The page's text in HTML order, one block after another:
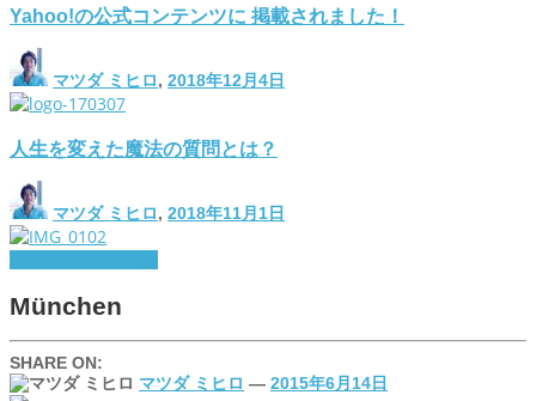
Yahoo!の公式コンテンツに 掲載されました！
マツダ ミヒロ, 2018年12月4日
人生を変えた魔法の質問とは？
マツダ ミヒロ, 2018年11月1日
München
SHARE ON:
マツダ ミヒロ — 2015年6月14日